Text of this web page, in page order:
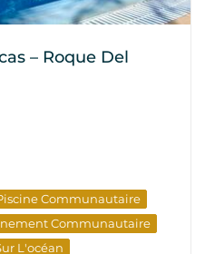
– Roque Del
Communautaire
Communautaire
L'océan